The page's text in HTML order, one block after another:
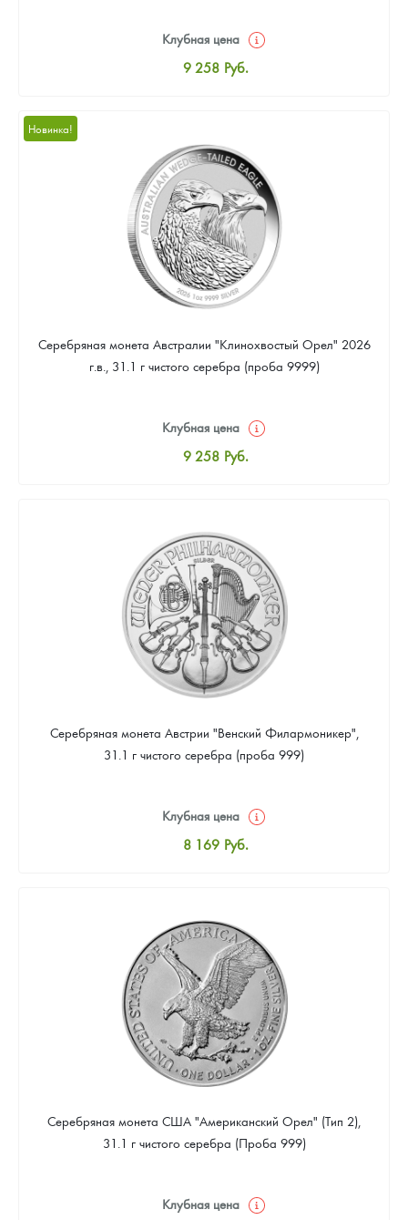
Клубная цена
9 258 Руб.
Цена выкупа
Звоните
Новинка!
Серебряная монета Австралии "Клинохвостый Орел" 2026
г.в., 31.1 г чистого серебра (проба 9999)
Клубная цена
9 258 Руб.
Цена выкупа
Звоните
Серебряная монета Австрии "Венский Филармоникер",
31.1 г чистого серебра (проба 999)
Клубная цена
8 169 Руб.
Цена выкупа
4 901 Руб.
Серебряная монета США "Американский Орел" (Тип 2),
31.1 г чистого серебра (Проба 999)
Клубная цена